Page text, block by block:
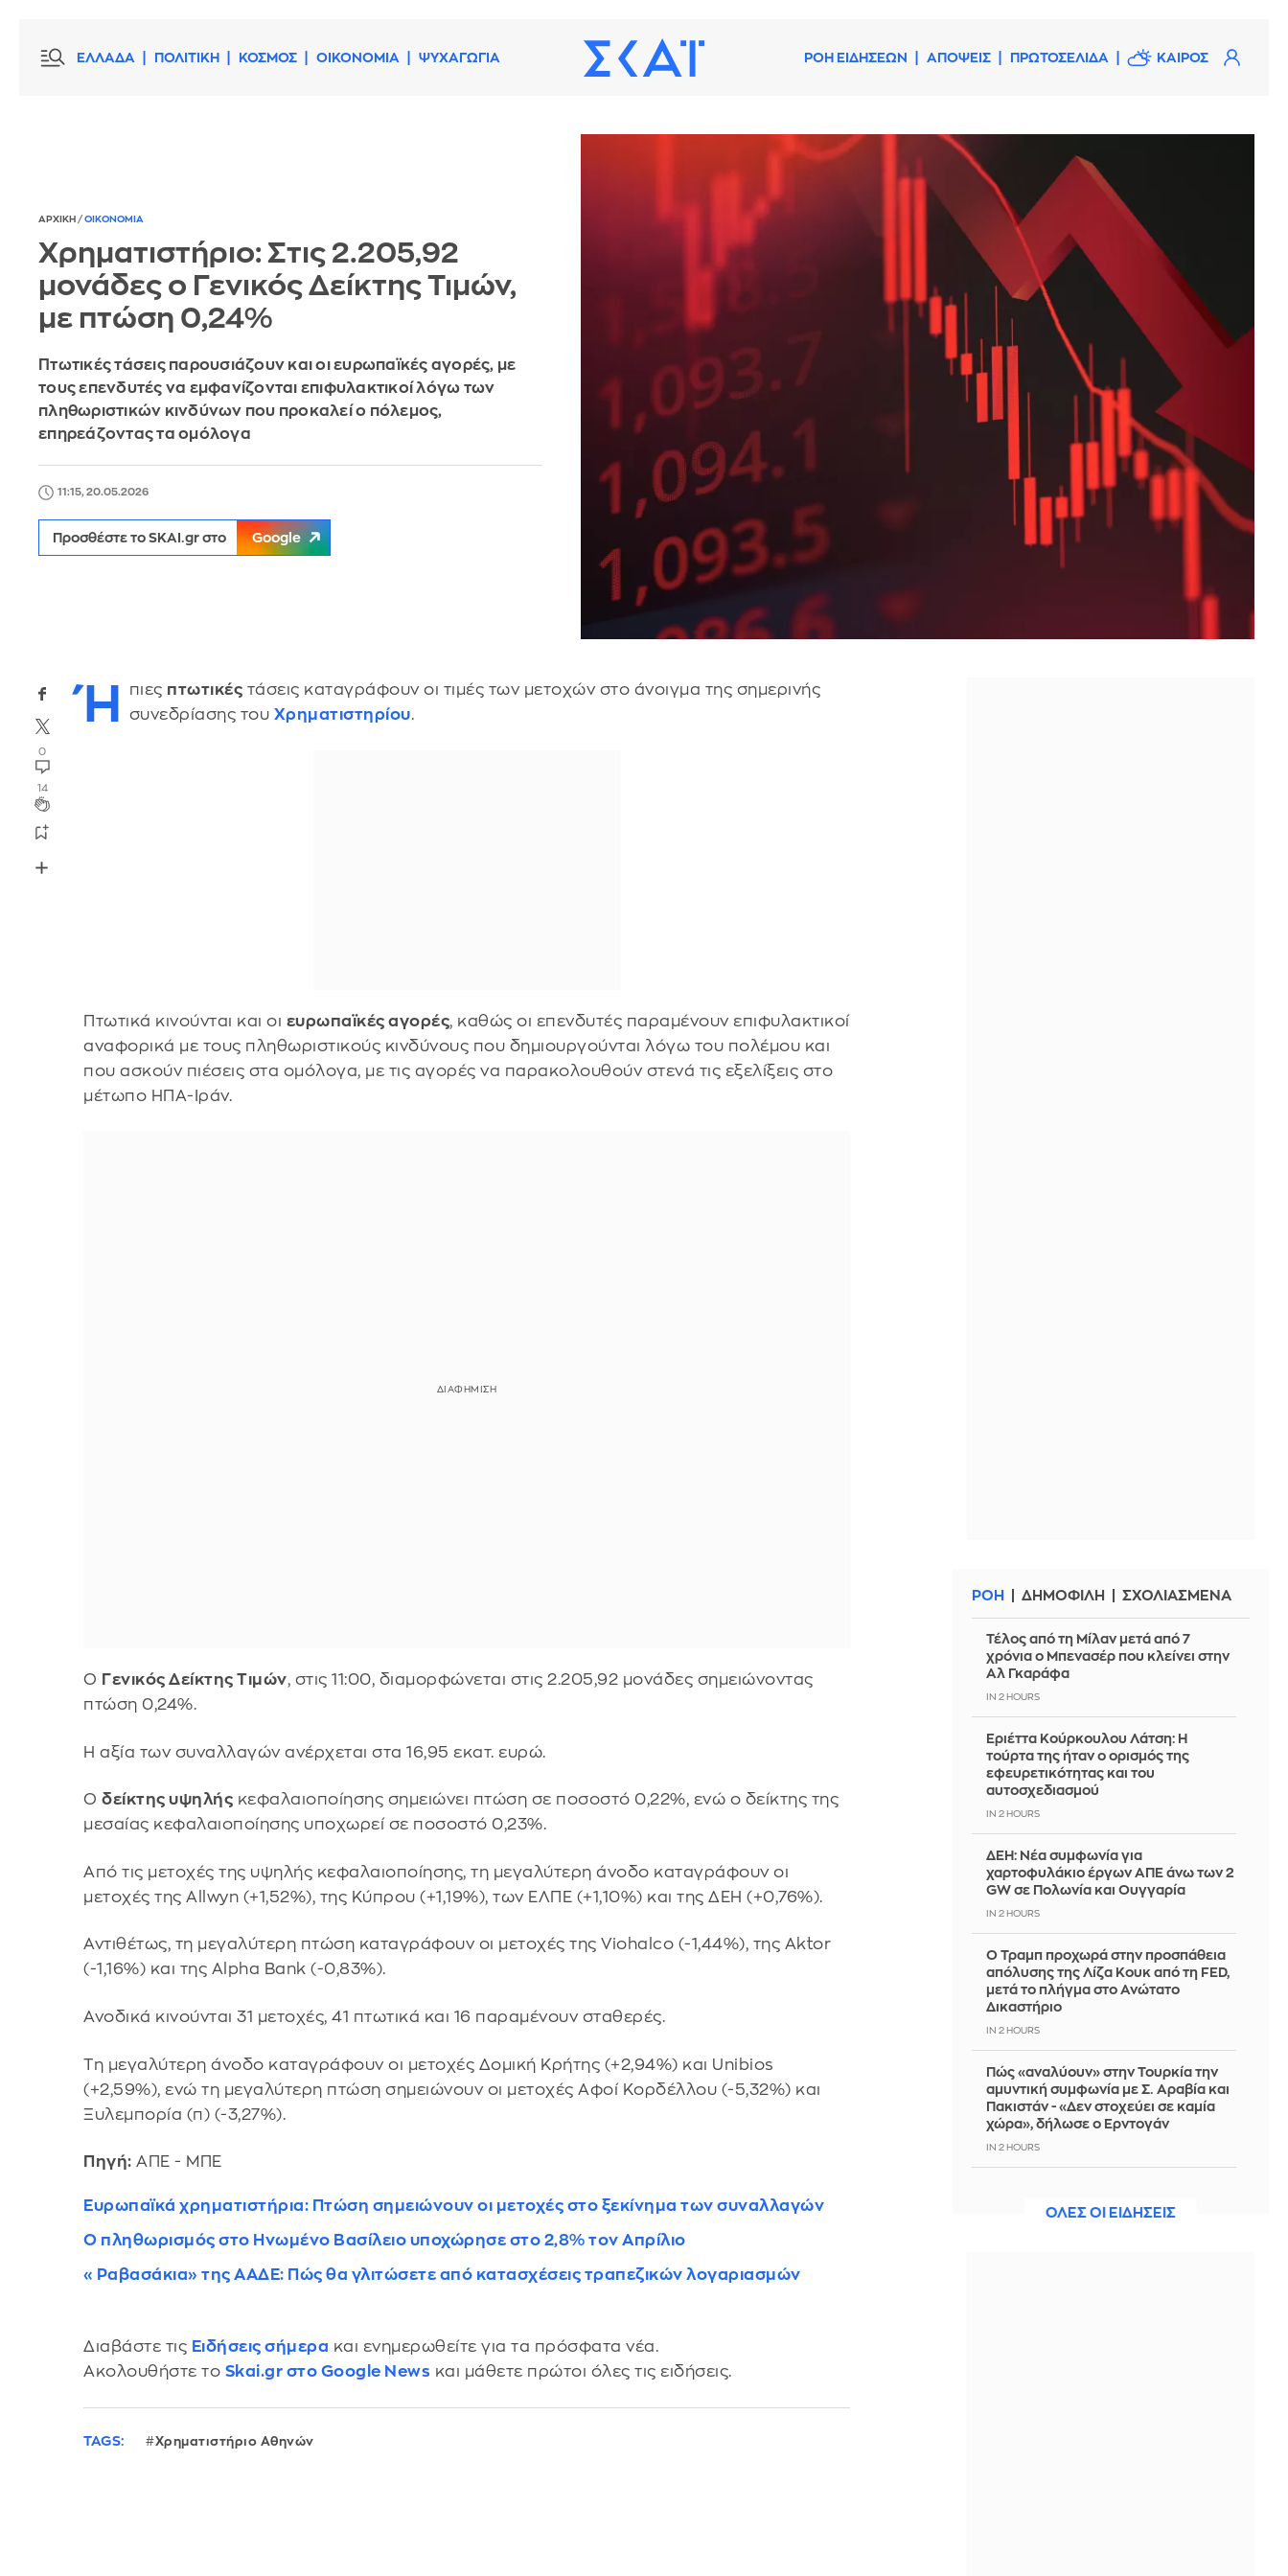
ΕΛΛΑΔΑ ΠΟΛΙΤΙΚΗ ΚΟΣΜΟΣ ΟΙΚΟΝΟΜΙΑ ΨΥΧΑΓΩΓΙΑ ΡΟΗ ΕΙΔΗΣΕΩΝ ΑΠΟΨΕΙΣ ΠΡΩΤΟΣΕΛΙΔΑ ΚΑΙΡΟΣ
ΑΡΧΙΚΗ / ΟΙΚΟΝΟΜΙΑ
Χρηματιστήριο: Στις 2.205,92
μονάδες ο Γενικός Δείκτης Τιμών,
με πτώση 0,24%
Πτωτικές τάσεις παρουσιάζουν και οι ευρωπαϊκές αγορές, με
τους επενδυτές να εμφανίζονται επιφυλακτικοί λόγω των
πληθωριστικών κινδύνων που προκαλεί ο πόλεμος,
επηρεάζοντας τα ομόλογα
11:15, 20.05.2026
Προσθέστε το SKAI.gr στο Google
0
14
Ή πιες πτωτικές τάσεις καταγράφουν οι τιμές των μετοχών στο άνοιγμα της σημερινής
συνεδρίασης του Χρηματιστηρίου.
Πτωτικά κινούνται και οι ευρωπαϊκές αγορές, καθώς οι επενδυτές παραμένουν επιφυλακτικοί
αναφορικά με τους πληθωριστικούς κινδύνους που δημιουργούνται λόγω του πολέμου και
που ασκούν πιέσεις στα ομόλογα, με τις αγορές να παρακολουθούν στενά τις εξελίξεις στο
μέτωπο ΗΠΑ-Ιράν.
O Γενικός Δείκτης Τιμών, στις 11:00, διαμορφώνεται στις 2.205,92 μονάδες σημειώνοντας
πτώση 0,24%.
Η αξία των συναλλαγών ανέρχεται στα 16,95 εκατ. ευρώ.
Οδείκτης υψηλής κεφαλαιοποίησης σημειώνει πτώση σε ποσοστό 0,22%, ενώ ο δείκτης της
μεσαίας κεφαλαιοποίησης υποχωρεί σε ποσοστό 0,23%.
Από τις μετοχές της υψηλής κεφαλαιοποίησης, τη μεγαλύτερη άνοδο καταγράφουν οι
μετοχές της Allwyn (+1,52%), της Κύπρου (+1,19%), των ΕΛΠΕ (+1,10%) και της ΔΕΗ (+0,76%).
Αντιθέτως, τη μεγαλύτερη πτώση καταγράφουν οι μετοχές της Viohalco (-1,44%), της Aktor
(-1,16%) και της Alpha Bank (-0,83%).
Ανοδικά κινούνται 31 μετοχές, 41 πτωτικά και 16 παραμένουν σταθερές.
Τη μεγαλύτερη άνοδο καταγράφουν οι μετοχές Δομική Κρήτης (+2,94%) και Unibios
(+2,59%), ενώ τη μεγαλύτερη πτώση σημειώνουν οι μετοχές Αφοί Κορδέλλου (-5,32%) και
Ξυλεμπορία (π) (-3,27%).
Πηγή: ΑΠΕ - ΜΠΕ
Ευρωπαϊκά χρηματιστήρια: Πτώση σημειώνουν οι μετοχές στο ξεκίνημα των συναλλαγών
Ο πληθωρισμός στο Ηνωμένο Βασίλειο υποχώρησε στο 2,8% τον Απρίλιο
«Ραβασάκια» της ΑΑΔΕ: Πώς θα γλιτώσετε από κατασχέσεις τραπεζικών λογαριασμών
Διαβάστε τις Ειδήσεις σήμερα και ενημερωθείτε για τα πρόσφατα νέα.
Ακολουθήστε το Skai.gr στο Google News και μάθετε πρώτοι όλες τις ειδήσεις.
TAGS: Χρηματιστήριο Αθηνών
ΡΟΗ ΔΗΜΟΦΙΛΗ ΣΧΟΛΙΑΣΜΕΝΑ
Τέλος από τη Μίλαν μετά από 7
χρόνια ο Μπενασέρ που κλείνει στην
Αλ Γκαράφα
IN 2 HOURS
Εριέττα Κούρκουλου Λάτση: Η
τούρτα της ήταν ο ορισμός της
εφευρετικότητας και του
αυτοσχεδιασμού
IN 2 HOURS
ΔΕΗ: Νέα συμφωνία για
χαρτοφυλάκιο έργων ΑΠΕ άνω των 2
GW σε Πολωνία και Ουγγαρία
IN 2 HOURS
Ο Τραμπ προχωρά στην προσπάθεια
απόλυσης της Λίζα Κουκ από τη FED,
μετά το πλήγμα στο Ανώτατο
Δικαστήριο
IN 2 HOURS
Πώς «αναλύουν» στην Τουρκία την
αμυντική συμφωνία με Σ. Αραβία και
Πακιστάν - «Δεν στοχεύει σε καμία
χώρα», δήλωσε ο Ερντογάν
IN 2 HOURS
από τις ΗΠΑ: Σιωπηλά τρίγωνα,
ΟΛΕΣ ΟΙ ΕΙΔΗΣΕΙΣ